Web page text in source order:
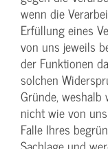
wenn die
Erfüllung eines
von uns jeweils
der Funktionen
solchen
Gründe, weshalb
nicht wie von
Falle Ihres